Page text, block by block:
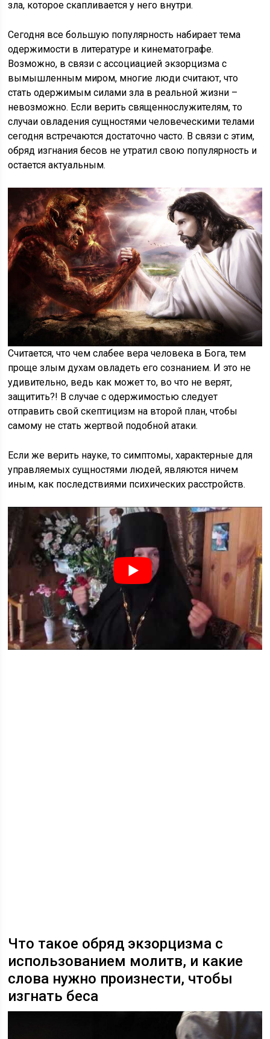
зла, которое скапливается у него внутри.
Сегодня все большую популярность набирает тема
одержимости в литературе и кинематографе.
Возможно, в связи с ассоциацией экзорцизма с
вымышленным миром, многие люди считают, что
стать одержимым силами зла в реальной жизни –
невозможно. Если верить священнослужителям, то
случаи овладения сущностями человеческими телами
сегодня встречаются достаточно часто. В связи с этим,
обряд изгнания бесов не утратил свою популярность и
остается актуальным.
Считается, что чем слабее вера человека в Бога, тем
проще злым духам овладеть его сознанием. И это не
удивительно, ведь как может то, во что не верят,
защитить?! В случае с одержимостью следует
отправить свой скептицизм на второй план, чтобы
самому не стать жертвой подобной атаки.
Если же верить науке, то симптомы, характерные для
управляемых сущностями людей, являются ничем
иным, как последствиями психических расстройств.
Что такое обряд экзорцизма с
использованием молитв, и какие
слова нужно произнести, чтобы
изгнать беса